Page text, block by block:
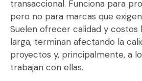
transaccional. Funciona para
pero no para marcas que
Suelen ofrecer calidad y costos
larga, terminan afectando la
proyectos y, principalmente, a
trabajan con ellas.